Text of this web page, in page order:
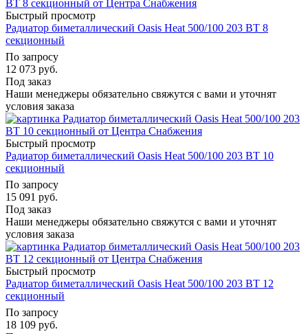
Быстрый просмотр
Радиатор биметаллический Oasis Heat 500/100 203 ВТ 8
секционный
По запросу
12 073 руб.
Под заказ
Наши менеджеры обязательно свяжутся с вами и уточнят
условия заказа
Быстрый просмотр
Радиатор биметаллический Oasis Heat 500/100 203 ВТ 10
секционный
По запросу
15 091 руб.
Под заказ
Наши менеджеры обязательно свяжутся с вами и уточнят
условия заказа
Быстрый просмотр
Радиатор биметаллический Oasis Heat 500/100 203 ВТ 12
секционный
По запросу
18 109 руб.